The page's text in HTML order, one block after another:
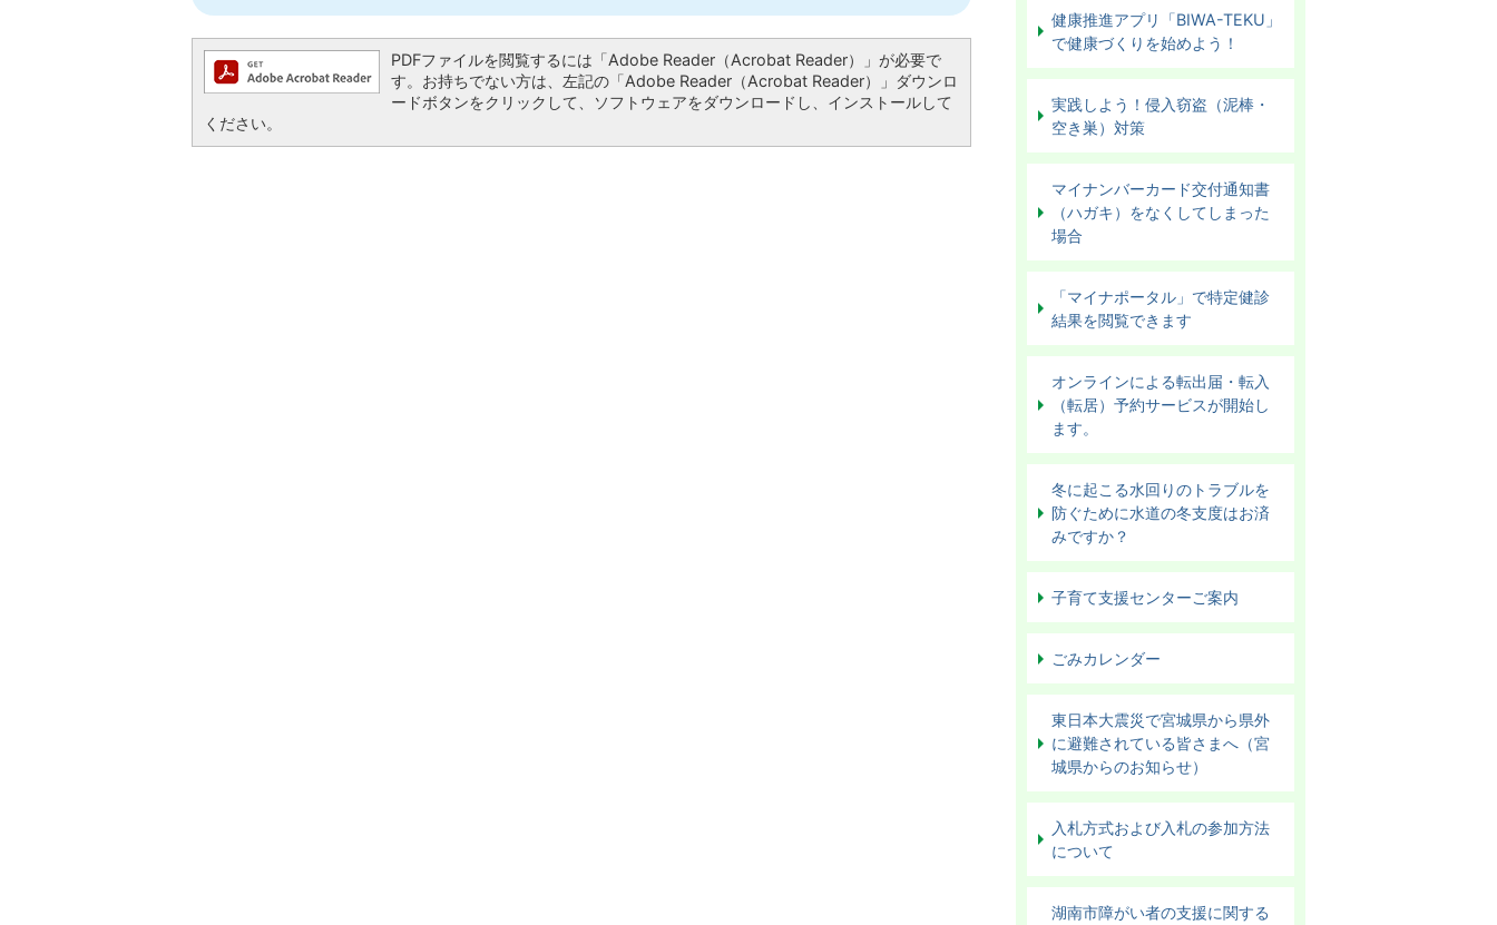
PDFファイルを閲覧するには「Adobe Reader（Acrobat Reader）」が必要で
す。お持ちでない方は、左記の「Adobe Reader（Acrobat Reader）」ダウンロ
ードボタンをクリックして、ソフトウェアをダウンロードし、インストールして
ください。
健康推進アプリ「BIWA-TEKU」
で健康づくりを始めよう！
実践しよう！侵入窃盗（泥棒・
空き巣）対策
マイナンバーカード交付通知書
（ハガキ）をなくしてしまった
場合
「マイナポータル」で特定健診
結果を閲覧できます
オンラインによる転出届・転入
（転居）予約サービスが開始し
ます。
冬に起こる水回りのトラブルを
防ぐために水道の冬支度はお済
みですか？
子育て支援センターご案内
ごみカレンダー
東日本大震災で宮城県から県外
に避難されている皆さまへ（宮
城県からのお知らせ）
入札方式および入札の参加方法
について
湖南市障がい者の支援に関する